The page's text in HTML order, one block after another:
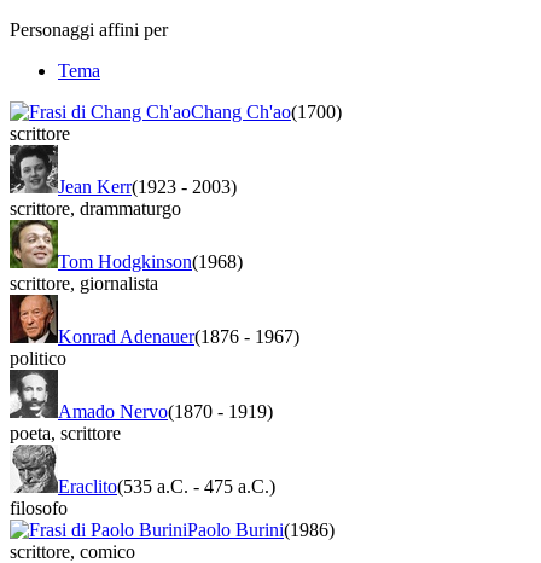
Personaggi affini per
Tema
Chang Ch'ao(1700)
scrittore
Jean Kerr(1923 - 2003)
scrittore, drammaturgo
Tom Hodgkinson(1968)
scrittore, giornalista
Konrad Adenauer(1876 - 1967)
politico
Amado Nervo(1870 - 1919)
poeta, scrittore
Eraclito(535 a.C. - 475 a.C.)
filosofo
Paolo Burini(1986)
scrittore, comico